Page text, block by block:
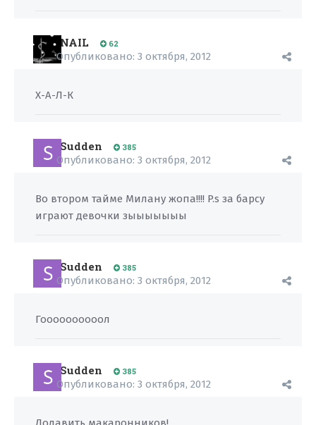
NAIL 62
Опубликовано: 3 октября, 2012
Х-А-Л-К
Sudden 385
Опубликовано: 3 октября, 2012
Во втором тайме Милану жопа!!!! P.s за барсу
играют девочки зыыыыыыы
Sudden 385
Опубликовано: 3 октября, 2012
Гоооооооооол
Sudden 385
Опубликовано: 3 октября, 2012